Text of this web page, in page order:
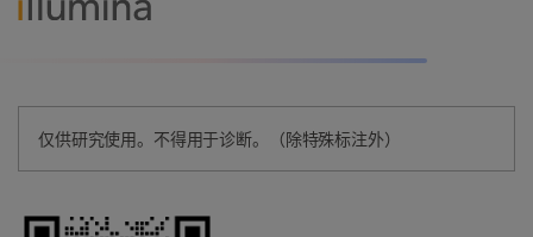
仅供研究使用。不得用于诊断。（除特殊标注外）